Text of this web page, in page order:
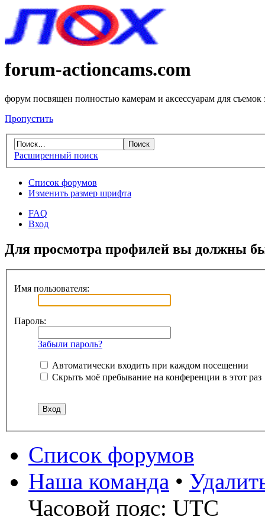
forum-actioncams.com
форум посвящен полностью камерам и аксессуарам для съемок
Пропустить
Расширенный поиск
Список форумов
Изменить размер шрифта
FAQ
Вход
Для просмотра профилей вы должны
Имя пользователя:
Пароль:
Забыли пароль?
Автоматически входить при каждом посещении
Скрыть моё пребывание на конференции в этот раз
Список форумов
Наша команда •
Часовой пояс: UTC